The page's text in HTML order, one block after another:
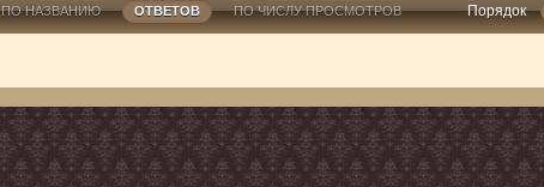
ПО НАЗВАНИЮ ОТВЕТОВ ПО ЧИСЛУ ПРОСМОТРОВ Порядок